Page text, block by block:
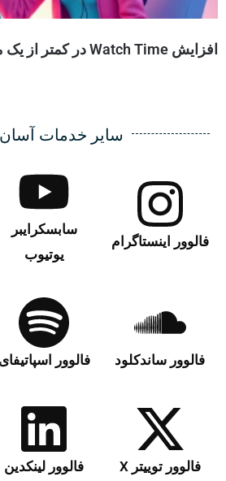
افزایش Watch Time در کمتر از یک ماه 🚀 + ویدیو
سایر خدمات آسان
فالوور اینستاگرام
سابسکرایبر
یوتیوب
فالوور ساندکلود فالوور اسپاتیفای
فالوور توییتر X فالوور لینکدین